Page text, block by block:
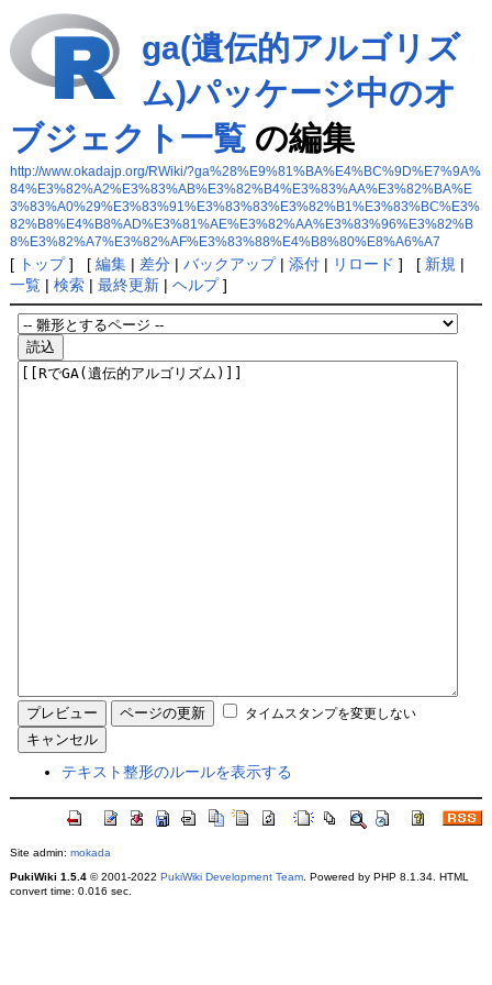
ga(遺伝的アルゴリズ
ム)パッケージ中のオ
ブジェクト一覧の編集
http://www.okadajp.org/RWiki/?ga%28%E9%81%BA%E4%BC%9D%E7%9A%
84%E3%82%A2%E3%83%AB%E3%82%B4%E3%83%AA%E3%82%BA%E
3%83%A0%29%E3%83%91%E3%83%83%E3%82%B1%E3%83%BC%E3%
82%B8%E4%B8%AD%E3%81%AE%E3%82%AA%E3%83%96%E3%82%B
8%E3%82%A7%E3%82%AF%E3%83%88%E4%B8%80%E8%A6%A7
[ トップ] [ 編集| 差分| バックアップ| 添付| リロード ] [ 新規 |
一覧| 検索| 最終更新| ヘルプ]
タイムスタンプを変更しない
テキスト整形のルールを表示する
Site admin: mokada
PukiWiki 1.5.4© 2001-2022 PukiWiki Development Team. Powered by PHP 8.1.34. HTML
convert time: 0.016 sec.